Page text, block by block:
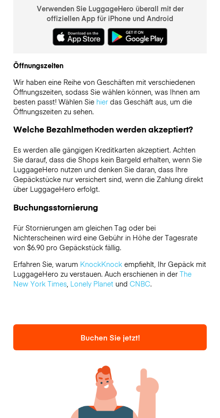
Verwenden Sie LuggageHero überall mit der
offiziellen App für iPhone und Android
Öffnungszeiten
Wir haben eine Reihe von Geschäften mit verschiedenen
Öffnungszeiten, sodass Sie wählen können, was Ihnen am
besten passt! Wählen Sie hierdas Geschäft aus, um die
Öffnungszeiten zu sehen.
Welche Bezahlmethoden werden akzeptiert?
Es werden alle gängigen Kreditkarten akzeptiert. Achten
Sie darauf, dass die Shops kein Bargeld erhalten, wenn Sie
LuggageHero nutzen und denken Sie daran, dass Ihre
Gepäckstücke nur versichert sind, wenn die Zahlung direkt
über LuggageHero erfolgt.
Buchungsstornierung
Für Stornierungen am gleichen Tag oder bei
Nichterscheinen wird eine Gebühr in Höhe der Tagesrate
von $6.90 pro Gepäckstück fällig.
Erfahren Sie, warum KnockKnockempfiehlt, Ihr Gepäck mit
LuggageHero zu verstauen. Auch erschienen in der The
New York Times, Lonely Planetund CNBC.
Buchen Sie jetzt!